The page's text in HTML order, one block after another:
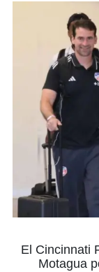
El Cincinnati
Motagua